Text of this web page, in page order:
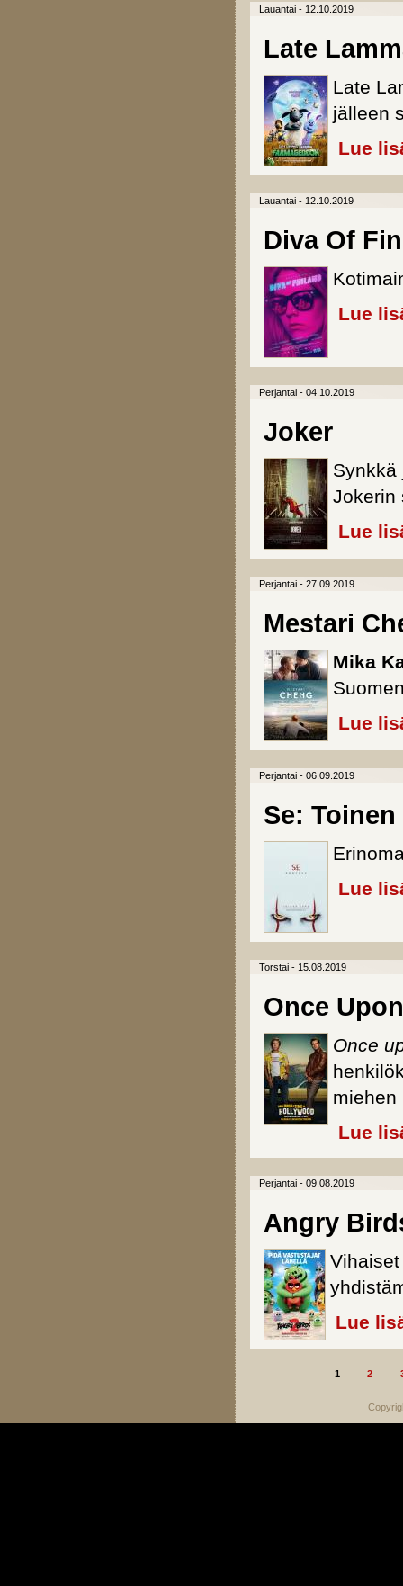
Lauantai - 12.10.2019
Late
Late
jälleen
Lue
Lauantai - 12.10.2019
Diva Of
Lue
Perjantai - 04.10.2019
Joker
Synkkä
Jokerin
Lue
Perjantai - 27.09.2019
Mestari
Mika
Lue
Perjantai - 06.09.2019
Se:
Lue
Torstai - 15.08.2019
Once
Once
miehen
Lue
Perjantai - 09.08.2019
Angry
Lue
1 2